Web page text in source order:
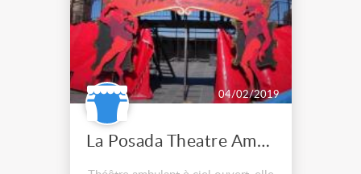
04/02/2019
La Posada Theatre Ambulant